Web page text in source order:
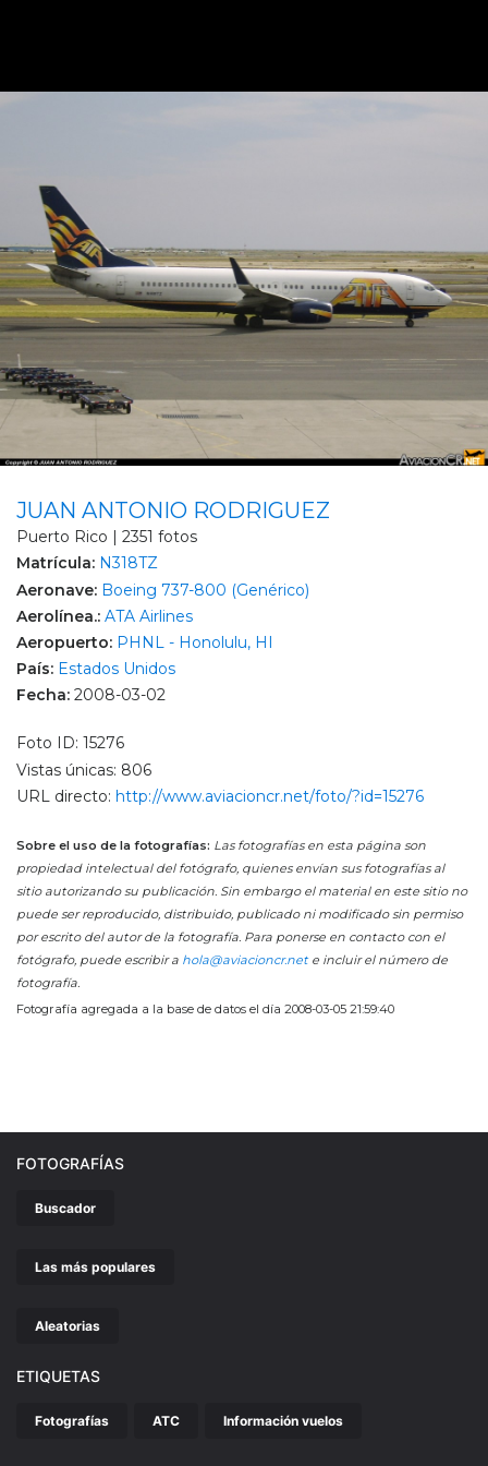
JUAN ANTONIO RODRIGUEZ
Puerto Rico | 2351 fotos
Matrícula: N318TZ
Aeronave: Boeing 737-800 (Genérico)
Aerolínea.: ATA Airlines
Aeropuerto: PHNL - Honolulu, HI
País: Estados Unidos
Fecha: 2008-03-02
Foto ID: 15276
Vistas únicas: 806
URL directo: http://www.aviacioncr.net/foto/?id=15276
Sobre el uso de la fotografías: Las fotografías en esta página son
propiedad intelectual del fotógrafo, quienes envían sus fotografías al
sitio autorizando su publicación. Sin embargo el material en este sitio no
puede ser reproducido, distribuido, publicado ni modificado sin permiso
por escrito del autor de la fotografía. Para ponerse en contacto con el
fotógrafo, puede escribir a hola@aviacioncr.nete incluir el número de
fotografía.
Fotografía agregada a la base de datos el día 2008-03-05 21:59:40
FOTOGRAFÍAS
Buscador
Las más populares
Aleatorias
ETIQUETAS
Fotografías ATC Información vuelos